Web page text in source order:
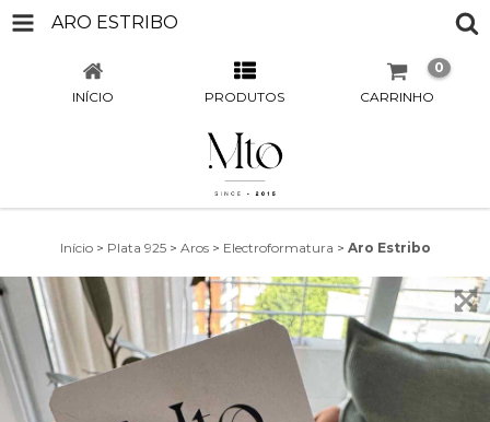
ARO ESTRIBO
INÍCIO PRODUTOS CARRINHO
0
Início > Plata 925 > Aros > Electroformatura > Aro Estribo